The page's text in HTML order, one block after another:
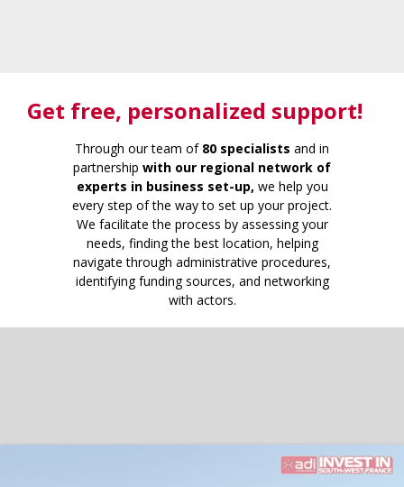
Get free, personalized support!
Through our team of 80 specialists and in
partnership with our regional network of
experts in business set-up, we help you
every step of the way to set up your project.
We facilitate the process by assessing your
needs, finding the best location, helping
navigate through administrative procedures,
identifying funding sources, and networking
with actors.